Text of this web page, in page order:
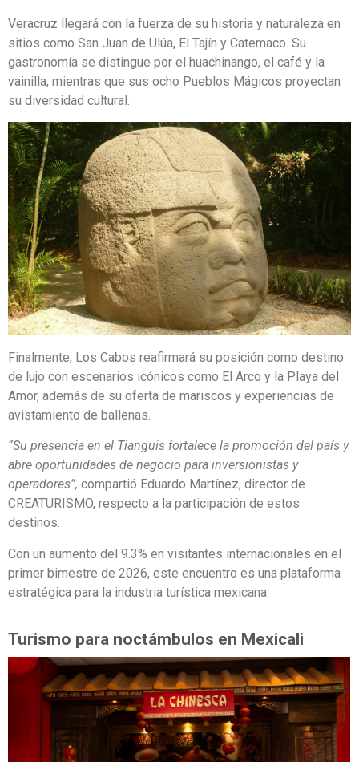
Veracruz llegará con la fuerza de su historia y naturaleza en
sitios como San Juan de Ulúa, El Tajín y Catemaco. Su
gastronomía se distingue por el huachinango, el café y la
vainilla, mientras que sus ocho Pueblos Mágicos proyectan
su diversidad cultural.
Finalmente, Los Cabos reafirmará su posición como destino
de lujo con escenarios icónicos como El Arco y la Playa del
Amor, además de su oferta de mariscos y experiencias de
avistamiento de ballenas.
“Su presencia en el Tianguis fortalece la promoción del país y
abre oportunidades de negocio para inversionistas y
operadores”, compartió Eduardo Martínez, director de
CREATURISMO, respecto a la participación de estos
destinos.
Con un aumento del 9.3% en visitantes internacionales en el
primer bimestre de 2026, este encuentro es una plataforma
estratégica para la industria turística mexicana.
Turismo para noctámbulos en Mexicali